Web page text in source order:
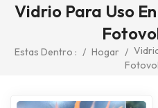
Vidrio Para Uso
Estas Dentro : / Hogar /